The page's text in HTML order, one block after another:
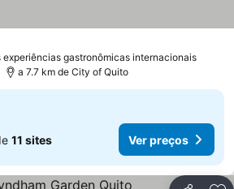
experiências gastronômicas internacionaisVer
a 7.7 km de City of Quito
11 sites Ver preços